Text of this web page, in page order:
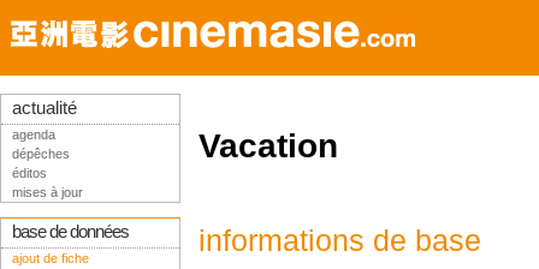
Vacation
informations de base
actualité
agenda
dépêches
éditos
mises à jour
base de données
ajout de fiche